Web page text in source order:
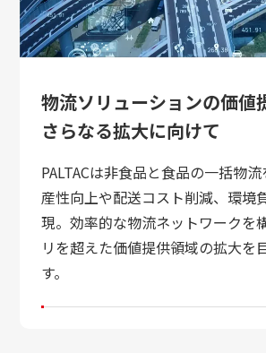
物流ソリューションの価値
さらなる拡大に向けて
PALTACは非食品と食品の一括物
産性向上や配送コスト削減、環境
現。効率的な物流ネットワークを
リを超えた価値提供領域の拡大を
す。